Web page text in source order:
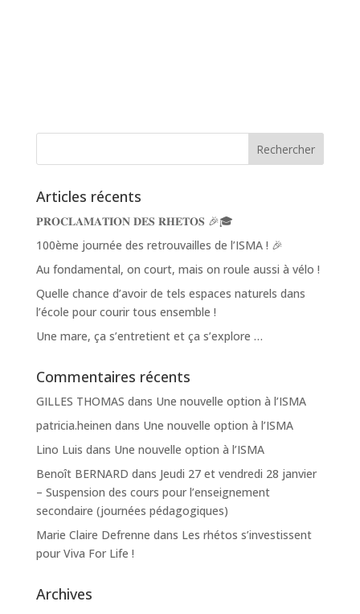
Articles récents
𝐏𝐑𝐎𝐂𝐋𝐀𝐌𝐀𝐓𝐈𝐎𝐍 𝐃𝐄𝐒 𝐑𝐇𝐄𝐓𝐎𝐒 🎉🎓
100ème journée des retrouvailles de l’ISMA ! 🎉
Au fondamental, on court, mais on roule aussi à vélo !
Quelle chance d’avoir de tels espaces naturels dans
l’école pour courir tous ensemble !
Une mare, ça s’entretient et ça s’explore …
Commentaires récents
GILLES THOMAS dans Une nouvelle option à l’ISMA
patricia.heinen dans Une nouvelle option à l’ISMA
Lino Luis dans Une nouvelle option à l’ISMA
Benoît BERNARD dans Jeudi 27 et vendredi 28 janvier
– Suspension des cours pour l’enseignement
secondaire (journées pédagogiques)
Marie Claire Defrenne dans Les rhétos s’investissent
pour Viva For Life !
Archives